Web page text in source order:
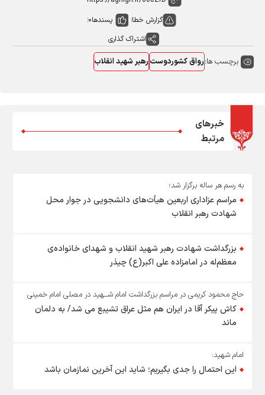
گزارش خطا پسندها0
اشتراک گذاری
برچسب ها:رواق کشوردوسترهبر شهید انقلاب
خبرهای
مرتبط
به رسم هر ساله برگزار شد؛
مراسم عزاداری اربعین هیأت‌های دانشجویی در جوار محل
شهادت رهبر انقلاب
بزرگداشت شهادت رهبر شهید انقلاب و شهدای خانواده‌ی
معظم‌له در امامزاده علی اکبر(ع) چیذر
حاج محمود کریمی در مراسم بزرگداشت امام شــهید در مصلی امام خمینی
(ره):کاش پیکر آقا در ایران هم مثل عراق تشیبع می شد/ به دلمان
ماند
امام شهید:
این احتمال را جدی بگیریم؛ شاید این آخرین نمازمان باشد